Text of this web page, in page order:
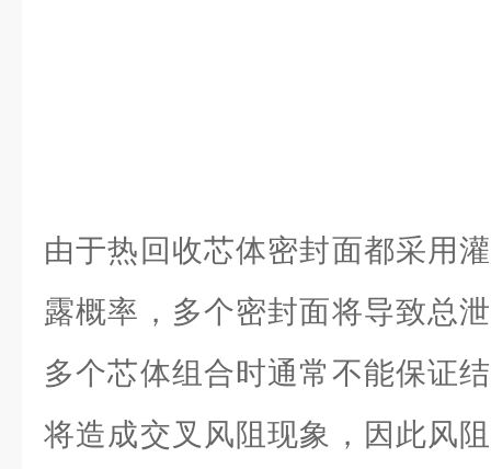
由于热回收芯体密封面都采用
露概率，多个密封面将导致总
多个芯体组合时通常不能保证
将造成交叉风阻现象，因此风